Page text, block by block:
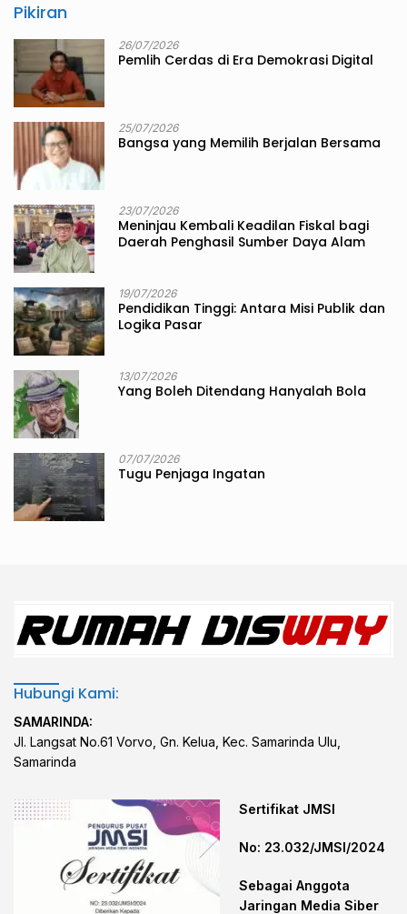
Pikiran
26/07/2026
Pemlih Cerdas di Era Demokrasi Digital
25/07/2026
Bangsa yang Memilih Berjalan Bersama
23/07/2026
Meninjau Kembali Keadilan Fiskal bagi
Daerah Penghasil Sumber Daya Alam
19/07/2026
Pendidikan Tinggi: Antara Misi Publik dan
Logika Pasar
13/07/2026
Yang Boleh Ditendang Hanyalah Bola
07/07/2026
Tugu Penjaga Ingatan
Hubungi Kami:
SAMARINDA:
Jl. Langsat No.61 Vorvo, Gn. Kelua, Kec. Samarinda Ulu,
Samarinda
Sertifikat JMSI
No: 23.032/JMSI/2024
Sebagai Anggota
Jaringan Media Siber